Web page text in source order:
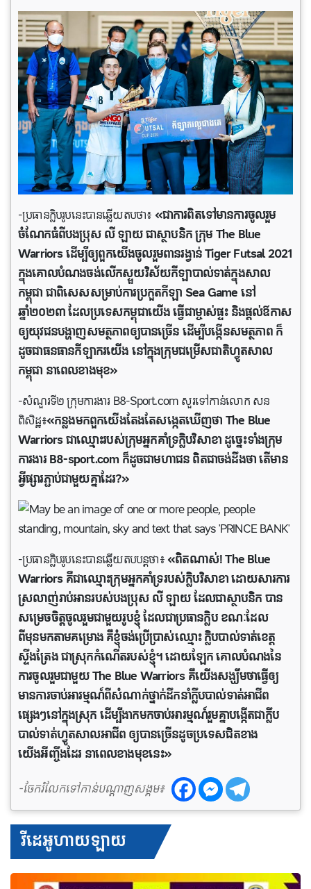
-ប្រធានក្លិបរូបនេះបានឆ្លើយតបថា៖ «ជាការពិតទៅមានការចូលរួម
ចំណែកធំពីបងប្រុស លី ឡាយ ជាស្ថាបនិក ក្រុម The Blue
Warriors ដើម្បីឲ្យពួកយើងចូលរួមពានរង្វាន់ Tiger Futsal 2021
ក្នុងគោលបំណងចង់លើកស្ទួយវិស័យកីឡាបាល់ទាត់ក្នុងសាល
កម្ពុជា ជាពិសេសសម្រាប់ការប្រកួតកីឡា Sea Game នៅ
ឆ្នាំ២០២៣ ដែលប្រទេសកម្ពុជាយើង ធ្វើជាម្ចាស់ផ្ទះ និងផ្តល់ឳកាស
ឲ្យយុវជនបង្ហាញសមត្ថភាពឲ្យបានច្រើន ដើម្បីបង្កើនសមត្ថភាព ក៏
ដូចជាធនធានកីឡាករយើង នៅក្នុងក្រុមជម្រើសជាតិហ្វូតសាល
កម្ពុជា នាពេលខាងមុខ»
-សំណួរទី២ ក្រុមការងារ B8-Sport.com សួរទៅកាន់លោក សន
ពិសិដ្ឋ៖«កន្លងមកពួកយើងតែងតែសង្កេតឃើញថា The Blue
Warriors ជាឈ្មោះរបស់ក្រុមអ្នកគាំទ្រក្លិបវិសាខា ដូច្នេះទាំងក្រុម
ការងារ B8-sport.com ក៏ដូចជាមហាជន ពិតជាចង់ដឹងថា តើមាន
អ្វីផ្សារភ្ជាប់ជាមួយគ្នាដែរ?»
-ប្រធានក្លិបរូបនេះបានឆ្លើយតបបន្តថា៖«ពិតណាស់! The Blue
Warriors គឺជាឈ្មោះក្រុមអ្នកគាំទ្ររបស់ក្លិបវិសាខា ដោយសារការ
ស្រលាញ់រាប់អានរបស់បងប្រុស លី ឡាយ ដែលជាស្ថាបនិក បាន
សម្រេចចិត្តចូលរួមជាមួយរូបខ្ញុំ ដែលជាប្រធានក្លិប ខណៈដែល
ពីមុនមកតាមគម្រោង គឺខ្ញុំចង់ប្រើប្រាស់ឈ្មោះ ក្លិបបាល់ទាត់ខេត្ត
ស្ទឹងត្រែង ជាស្រុកកំណើតរបស់ខ្ញុំ។ ដោយឡែក គោលបំណងនៃ
ការចូលរួមជាមួយ The Blue Warriors គឺយើងសង្ឃឹមថាធ្វើឲ្យ
មានការចាប់អារម្មណ៍ពីសំណាក់ថ្នាក់ដឹកនាំក្លឹបបាល់ទាត់អាជីព
ផ្សេងៗនៅក្នុងស្រុក ដើម្បីងាកមកចាប់អារម្មណ៍រួមគ្នាបង្កើតជាក្លឹប
បាល់ទាត់ហ្វូតសាលអាជីព ឲ្យបានច្រើនដូចប្រទេសជិតខាង
យើងអីញ្ចឹងដែរ នាពេលខាងមុខនេះ»
-ចែករំលែកទៅកាន់បណ្តាញសង្គម៖
វីដេអូហាយឡាយ